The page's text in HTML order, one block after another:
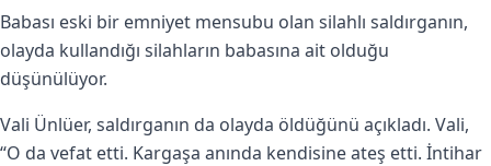
Babası eski bir emniyet mensubu olan silahlı saldırganın,
olayda kullandığı silahların babasına ait olduğu
düşünülüyor.
Vali Ünlüer, saldırganın da olayda öldüğünü açıkladı. Vali,
“O da vefat etti. Kargaşa anında kendisine ateş etti. İntihar